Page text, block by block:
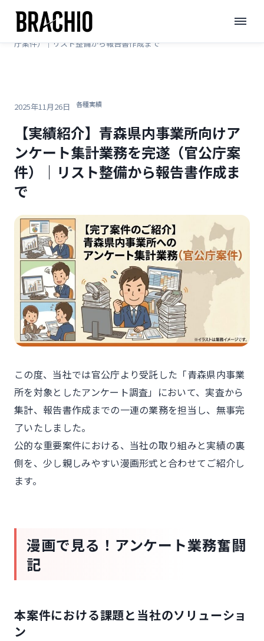
テ
TOP >ブログ>
【実績紹介】青森県内事業所向けアンケート集計業務を完遂（官公
庁案件）｜リスト整備から報告書作成まで
2025年11月26日 各種実績
【実績紹介】青森県内事業所向けア
ンケート集計業務を完遂（官公庁案
件）｜リスト整備から報告書作成ま
で
この度、当社では官公庁より受託した「青森県内事業
所を対象としたアンケート調査」において、実査から
集計、報告書作成までの一連の業務を担当し、無事完
了いたしました。
公的な重要案件における、当社の取り組みと実績の裏
側を、少し親しみやすい漫画形式と合わせてご紹介し
ます。
漫画で見る！アンケート業務奮闘
記
本案件における課題と当社のソリューショ
ン